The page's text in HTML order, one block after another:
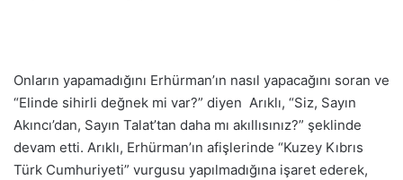
Onların yapamadığını Erhürman’ın nasıl yapacağını soran ve
“Elinde sihirli değnek mi var?” diyen Arıklı, “Siz, Sayın
Akıncı’dan, Sayın Talat’tan daha mı akıllısınız?” şeklinde
devam etti. Arıklı, Erhürman’ın afişlerinde “Kuzey Kıbrıs
Türk Cumhuriyeti” vurgusu yapılmadığına işaret ederek,